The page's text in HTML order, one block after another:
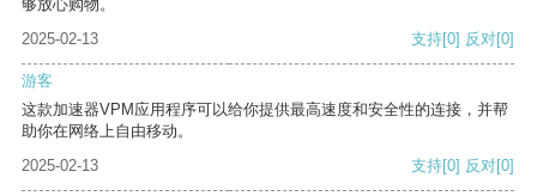
够放心购物。
2025-02-13
支持[0] 反对[0]
游客
这款加速器VPM应用程序可以给你提供最高速度和安全性的连接，并帮
助你在网络上自由移动。
2025-02-13
支持[0] 反对[0]